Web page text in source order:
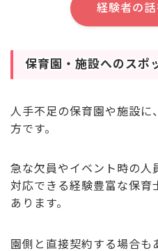
経験者の
保育園・施設へのスポ
人手不足の保育園や施設に
方です。
急な欠員やイベント時の人
対応できる経験豊富な保育
あります。
園側と直接契約する場合も